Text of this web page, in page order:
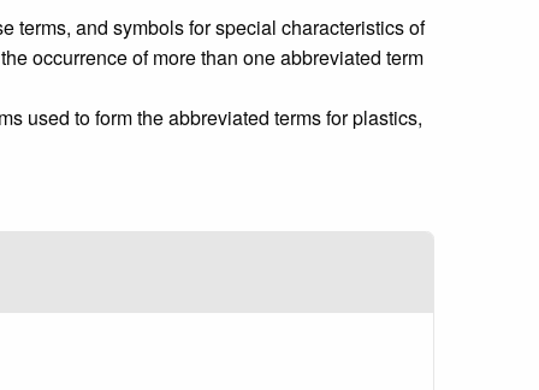
terms, and symbols for special characteristics of
occurrence of more than one abbreviated term
used to form the abbreviated terms for plastics,